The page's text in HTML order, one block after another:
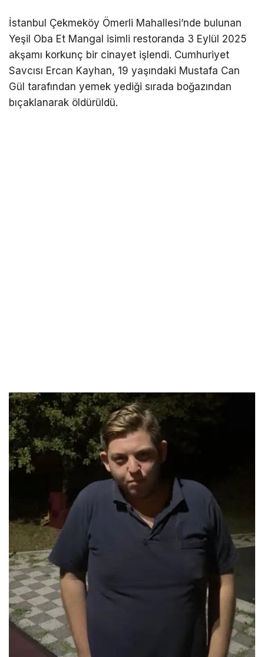
İstanbul Çekmeköy Ömerli Mahallesi’nde bulunan
Yeşil Oba Et Mangal isimli restoranda 3 Eylül 2025
akşamı korkunç bir cinayet işlendi. Cumhuriyet
Savcısı Ercan Kayhan, 19 yaşındaki Mustafa Can
Gül tarafından yemek yediği sırada boğazından
bıçaklanarak öldürüldü.